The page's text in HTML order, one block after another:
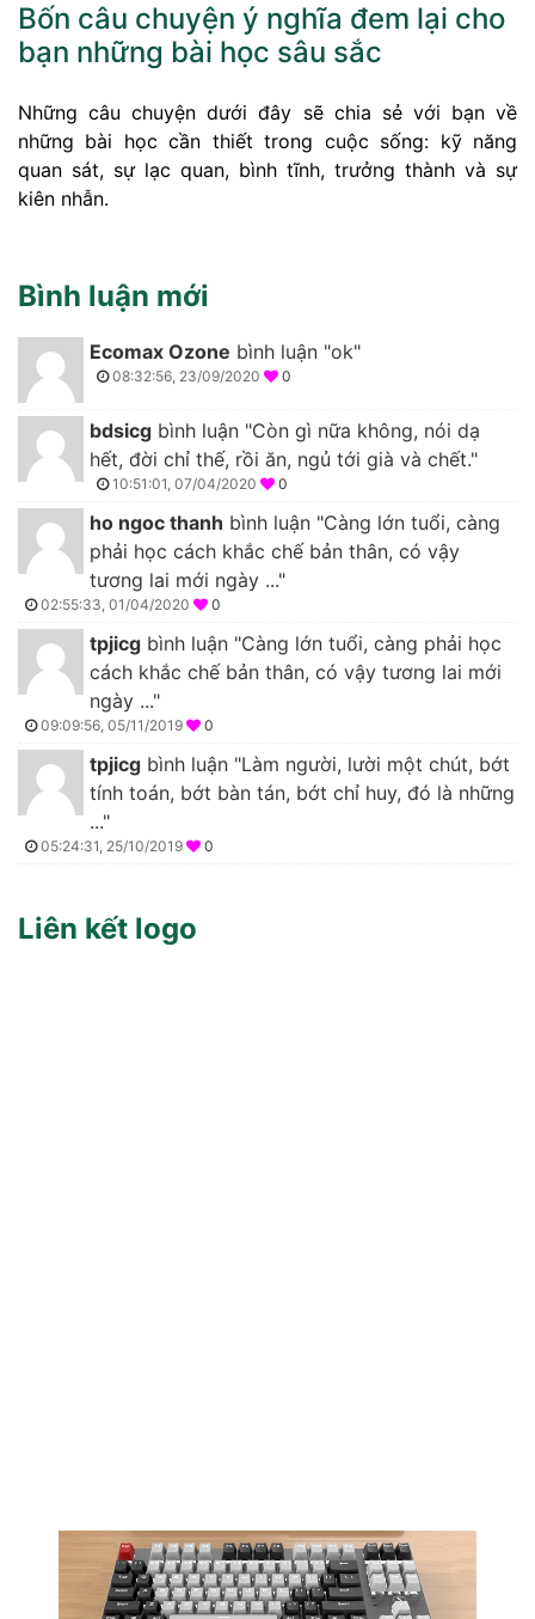
Bốn câu chuyện ý nghĩa đem lại cho
bạn những bài học sâu sắc
Những câu chuyện dưới đây sẽ chia sẻ với bạn về
những bài học cần thiết trong cuộc sống: kỹ năng
quan sát, sự lạc quan, bình tĩnh, trưởng thành và sự
kiên nhẫn.
Bình luận mới
Ecomax Ozone bình luận "ok"
08:32:56, 23/09/2020 0
bdsicg bình luận "Còn gì nữa không, nói dạ
hết, đời chỉ thế, rồi ăn, ngủ tới già và chết."
10:51:01, 07/04/2020 0
ho ngoc thanh bình luận "Càng lớn tuổi, càng
phải học cách khắc chế bản thân, có vậy
tương lai mới ngày ..."
02:55:33, 01/04/2020 0
tpjicg bình luận "Càng lớn tuổi, càng phải học
cách khắc chế bản thân, có vậy tương lai mới
ngày ..."
09:09:56, 05/11/2019 0
tpjicg bình luận "Làm người, lười một chút, bớt
tính toán, bớt bàn tán, bớt chỉ huy, đó là những
..."
05:24:31, 25/10/2019 0
Liên kết logo